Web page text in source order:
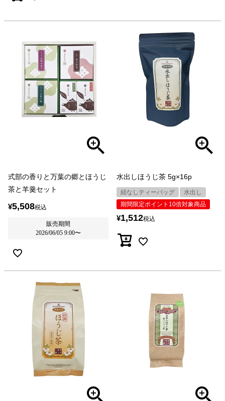
式部の香りと万葉の郷とほうじ
茶と羊羹セット
¥5,508税込
販売期間
2026/06/05 9:00〜
水出しほうじ茶 5g×16p
紐なしティーバッグ
水出し
期間限定ポイント10倍対象商品
¥1,512税込